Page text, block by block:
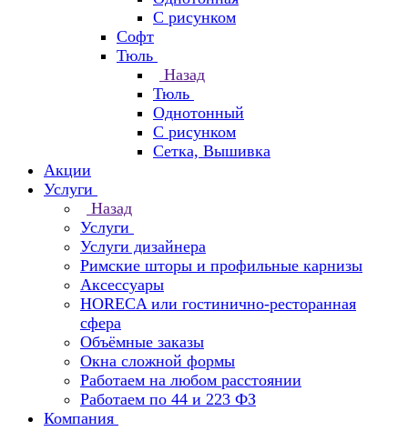
С рисунком
Софт
Тюль
Назад
Тюль
Однотонный
С рисунком
Сетка, Вышивка
Акции
Услуги
Назад
Услуги
Услуги дизайнера
Римские шторы и профильные карнизы
Аксессуары
HORECA или гостинично-ресторанная
сфера
Объёмные заказы
Окна сложной формы
Работаем на любом расстоянии
Работаем по 44 и 223 ФЗ
Компания